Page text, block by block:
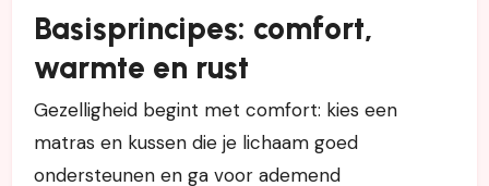
Basisprincipes: comfort,
warmte en rust
Gezelligheid begint met comfort: kies een
matras en kussen die je lichaam goed
ondersteunen en ga voor ademend